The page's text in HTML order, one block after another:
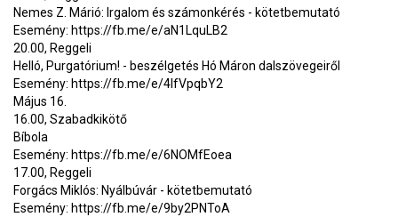
Nemes Z. Márió: Irgalom és számonkérés - kötetbemutató
Esemény: https://fb.me/e/aN1LquLB2
20.00, Reggeli
Helló, Purgatórium! - beszélgetés Hó Máron dalszövegeiről
Esemény: https://fb.me/e/4lfVpqbY2
Május 16.
16.00, Szabadkikötő
Bíbola
Esemény: https://fb.me/e/6NOMfEoea
17.00, Reggeli
Forgács Miklós: Nyálbúvár - kötetbemutató
Esemény: https://fb.me/e/9by2PNToA